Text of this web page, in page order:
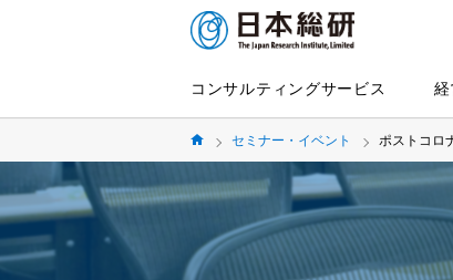
コンサルティングサービス 経
セミナー・イベント ポストコロ